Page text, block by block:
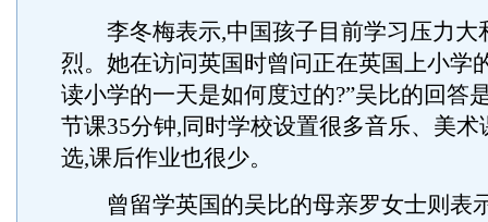
李冬梅表示,中国孩子目前学习压力大
烈。她在访问英国时曾问正在英国上小学
读小学的一天是如何度过的?”吴比的回答
节课35分钟,同时学校设置很多音乐、美术
选,课后作业也很少。
曾留学英国的吴比的母亲罗女士则表